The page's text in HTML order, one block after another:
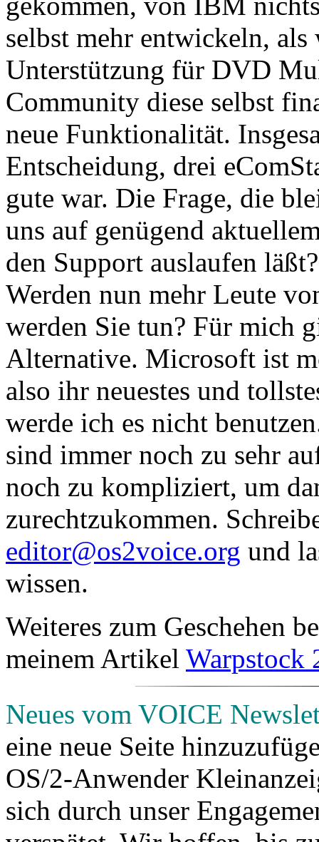
selbst mehr entwickeln,
Unterstützung für DVD
Community diese selbst
neue Funktionalität.
Entscheidung, drei
gute war. Die Frage, die
uns auf genügend
den Support auslaufen
Werden nun mehr Leute
werden Sie tun? Für mich
Alternative. Microsoft ist
also ihr neuestes und
werde ich es nicht
sind immer noch zu sehr
noch zu kompliziert, um
zurechtzukommen.
editor@os2voice.org und
wissen.
Weiteres zum Geschehen
meinem Artikel Warpstock
Neues vom VOICE
eine neue Seite
OS/2-Anwender
sich durch unser